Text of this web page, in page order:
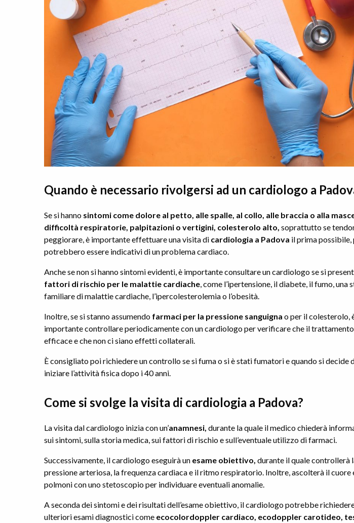
Quando è necessario rivolgersi ad un cardiologo a
Se si hanno sintomi come dolore al petto, alle spalle, al collo, alle braccia o alla
difficoltà respiratorie, palpitazioni o vertigini, colesterolo alto, soprattutto se
peggiorare, è importante effettuare una visita di cardiologia a Padova il prima possibile,
potrebbero essere indicativi di un problema cardiaco.
Anche se non si hanno sintomi evidenti, è importante consultare un cardiologo se si
fattori di rischio per le malattie cardiache, come l’ipertensione, il diabete, il fumo, una
familiare di malattie cardiache, l’ipercolesterolemia o l’obesità.
Inoltre, se si stanno assumendo farmaci per la pressione sanguigna o per il colesterolo,
importante controllare periodicamente con un cardiologo per verificare che il
efficace e che non ci siano effetti collaterali.
È consigliato poi richiedere un controllo se si fuma o si è stati fumatori e quando si decide
iniziare l’attività fisica dopo i 40 anni.
Come si svolge la visita di cardiologia a Padova?
La visita dal cardiologo inizia con un’anamnesi, durante la quale il medico chiederà
sui sintomi, sulla storia medica, sui fattori di rischio e sull’eventuale utilizzo di farmaci.
Successivamente, il cardiologo eseguirà un esame obiettivo, durante il quale controllerà
pressione arteriosa, la frequenza cardiaca e il ritmo respiratorio. Inoltre, ascolterà il cuore
polmoni con uno stetoscopio per individuare eventuali anomalie.
A seconda dei sintomi e dei risultati dell’esame obiettivo, il cardiologo potrebbe
ulteriori esami diagnostici come ecocolordoppler cardiaco, ecodoppler carotideo,